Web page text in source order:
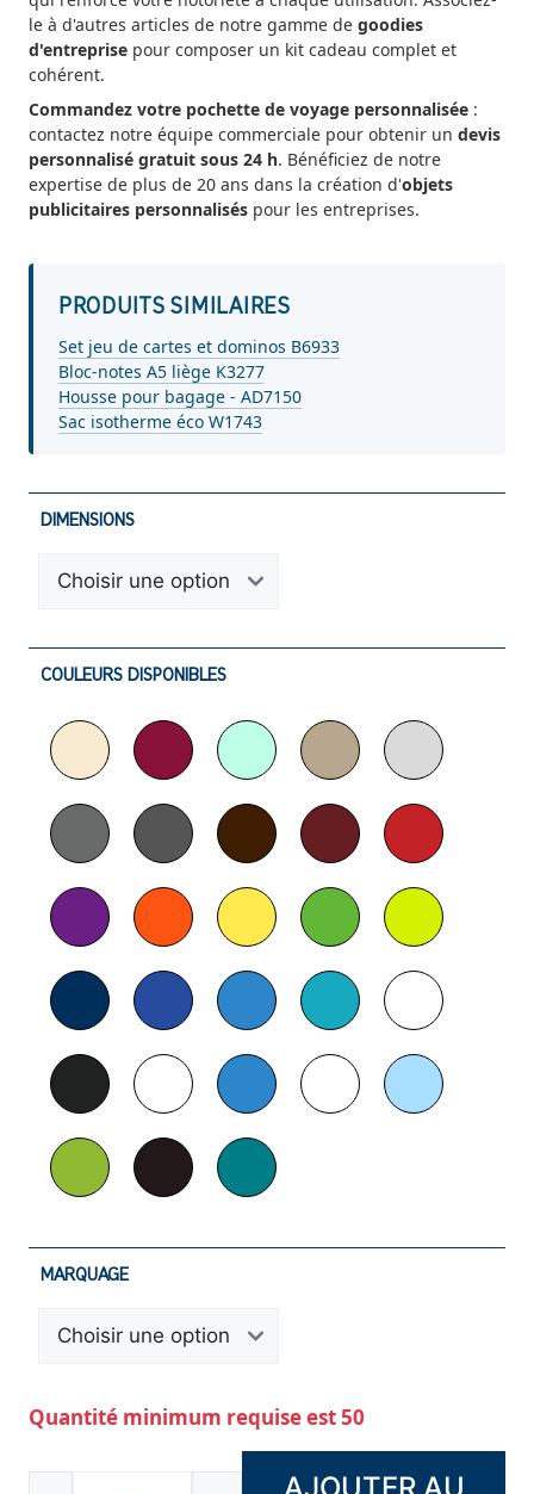
le à d'autres articles de notre gamme de goodies
d'entreprise pour composer un kit cadeau complet et
cohérent.
Commandez votre pochette de voyage personnalisée :
contactez notre équipe commerciale pour obtenir un devis
personnalisé gratuit sous 24 h. Bénéficiez de notre
expertise de plus de 20 ans dans la création d'objets
publicitaires personnalisés pour les entreprises.
PRODUITS SIMILAIRES
Set jeu de cartes et dominos B6933
Bloc-notes A5 liège K3277
Housse pour bagage - AD7150
Sac isotherme éco W1743
DIMENSIONS
COULEURS DISPONIBLES
MARQUAGE
Quantité minimum requise est 50